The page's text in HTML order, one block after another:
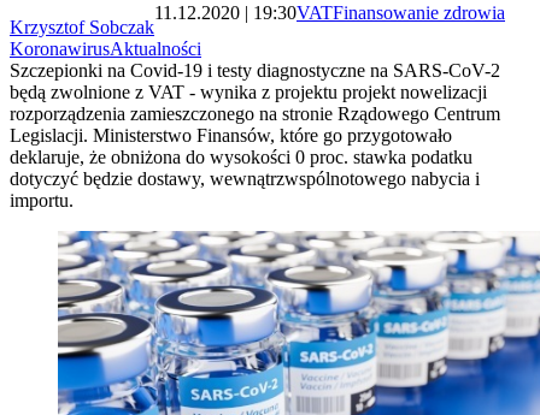
Krzysztof Sobczak
11.12.2020 | 19:30VATFinansowanie zdrowia
KoronawirusAktualności
Szczepionki na Covid-19 i testy diagnostyczne na SARS-CoV-2
będą zwolnione z VAT - wynika z projektu projekt nowelizacji
rozporządzenia zamieszczonego na stronie Rządowego Centrum
Legislacji. Ministerstwo Finansów, które go przygotowało
deklaruje, że obniżona do wysokości 0 proc. stawka podatku
dotyczyć będzie dostawy, wewnątrzwspólnotowego nabycia i
importu.